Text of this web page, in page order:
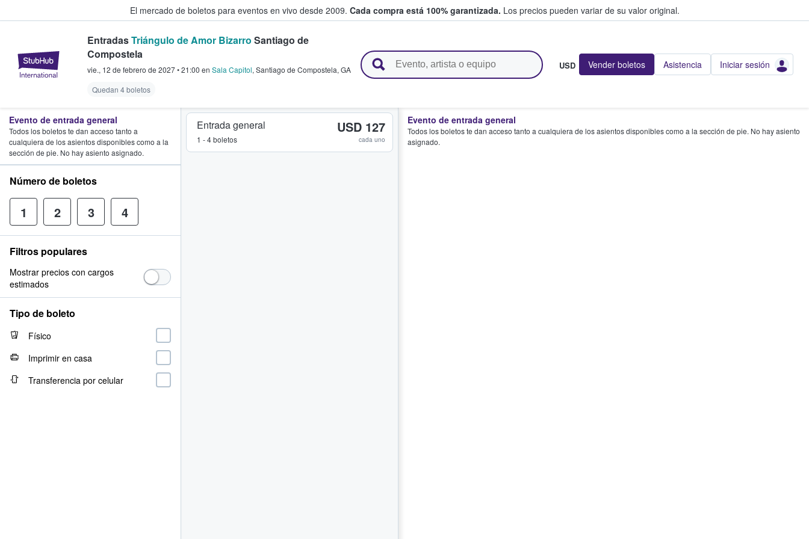
El mercado de boletos para eventos en vivo desde 2009. Cada compra está 100% garantizada. Los precios pueden variar de su valor original.
StubHub: donde los fans compran y venden boletos
EntradasTriángulo de Amor Bizarro Santiago de
Compostela
vie., 12 de febrero de 2027•21:00 en Sala Capitol, Santiago de Compostela, GA
Quedan 4 boletos
USD Vender boletos Asistencia Iniciar sesión
Entrada general
1 - 4 boletos
USD 127
cada uno
Evento de entrada general
Todos los boletos te dan acceso tanto a cualquiera de los asientos disponibles como a la sección de pie. No hay asiento
asignado.
Evento de entrada general
Todos los boletos te dan acceso tanto a
cualquiera de los asientos disponibles como a la
sección de pie. No hay asiento asignado.
Número de boletos
1 2 3 4
Filtros populares
Mostrar precios con cargos
estimados
Tipo de boleto
Físico
Imprimir en casa
Transferencia por celular